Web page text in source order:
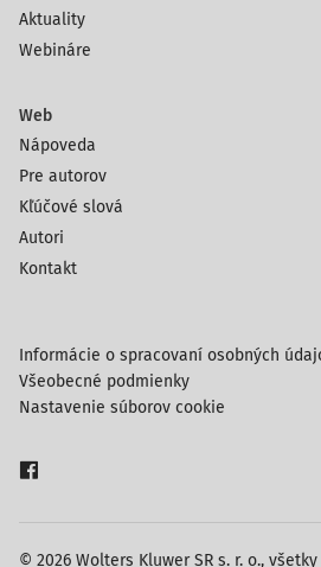
Aktuality
Webináre
Web
Nápoveda
Pre autorov
Kľúčové slová
Autori
Kontakt
© 2026 Wolters Kluwer SR s. r. o.,
Informácie o spracovaní osobných
Všeobecné podmienky
Nastavenie súborov cookie